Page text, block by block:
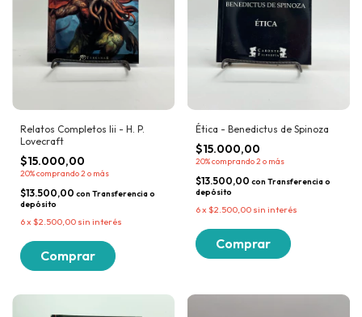
Relatos Completos Iii - H. P.
Lovecraft
$15.000,00
20%comprando 2 o más
$13.500,00 con Transferencia o
depósito
6x $2.500,00 sin interés
Ética - Benedictus de Spinoza
$15.000,00
20%comprando 2 o más
$13.500,00 con Transferencia o
depósito
6x $2.500,00 sin interés